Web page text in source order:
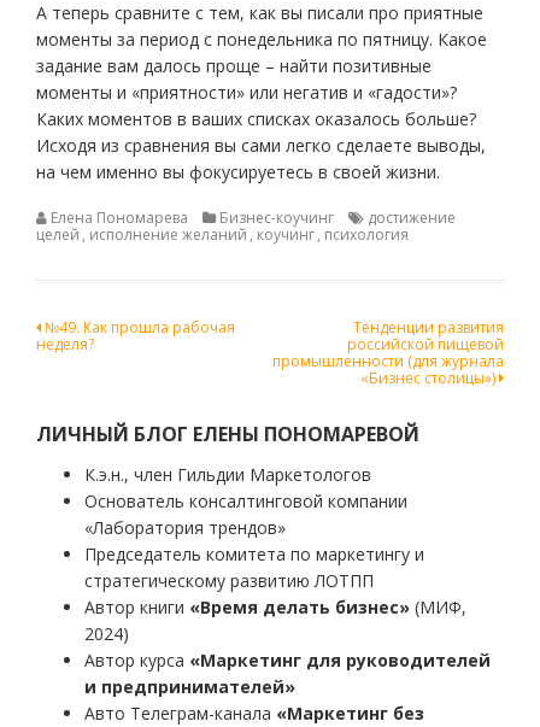
А теперь сравните с тем, как вы писали про приятные
моменты за период с понедельника по пятницу. Какое
задание вам далось проще – найти позитивные
моменты и «приятности» или негатив и «гадости»?
Каких моментов в ваших списках оказалось больше?
Исходя из сравнения вы сами легко сделаете выводы,
на чем именно вы фокусируетесь в своей жизни.
Елена Пономарева Бизнес-коучинг
достижение
целей , исполнение желаний , коучинг, психология
Навигация
№49. Как прошла рабочая
неделя?
Тенденции развития
российской пищевой
промышленности (для журнала
«Бизнес столицы»)
ЛИЧНЫЙ БЛОГ ЕЛЕНЫ ПОНОМАРЕВОЙ
К.э.н., член Гильдии Маркетологов
Основатель консалтинговой компании
«Лаборатория трендов»
Председатель комитета по маркетингу и
стратегическому развитию ЛОТПП
Автор книги «Время делать бизнес» (МИФ,
2024)
Автор курса «Маркетинг для руководителей
и предпринимателей»
Авто Телеграм-канала «Маркетинг без